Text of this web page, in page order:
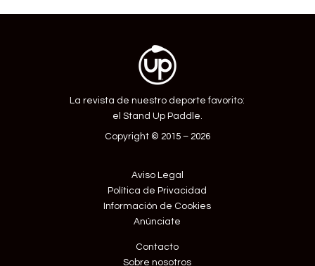
La revista de nuestro deporte favorito:
el Stand Up Paddle.
Copyright © 2015 – 2026
Aviso Legal
Política de Privacidad
Información de Cookies
Anúnciate
Contacto
Sobre nosotros